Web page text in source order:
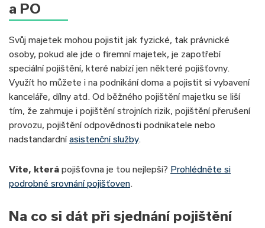
a PO
Svůj majetek mohou pojistit jak fyzické, tak právnické
osoby, pokud ale jde o firemní majetek, je zapotřebí
speciální pojištění, které nabízí jen některé pojišťovny.
Využít ho můžete i na podnikání doma a pojistit si vybavení
kanceláře, dílny atd. Od běžného pojištění majetku se liší
tím, že zahrnuje i pojištění strojních rizik, pojištění přerušení
provozu, pojištění odpovědnosti podnikatele nebo
nadstandardní asistenční služby.
Víte, která pojišťovna je tou nejlepší? Prohlédněte si
podrobné srovnání pojišťoven
Na co si dát při sjednání pojištění